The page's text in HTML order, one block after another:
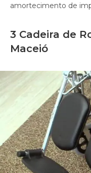
amortecimento de
3 Cadeira de
Maceió